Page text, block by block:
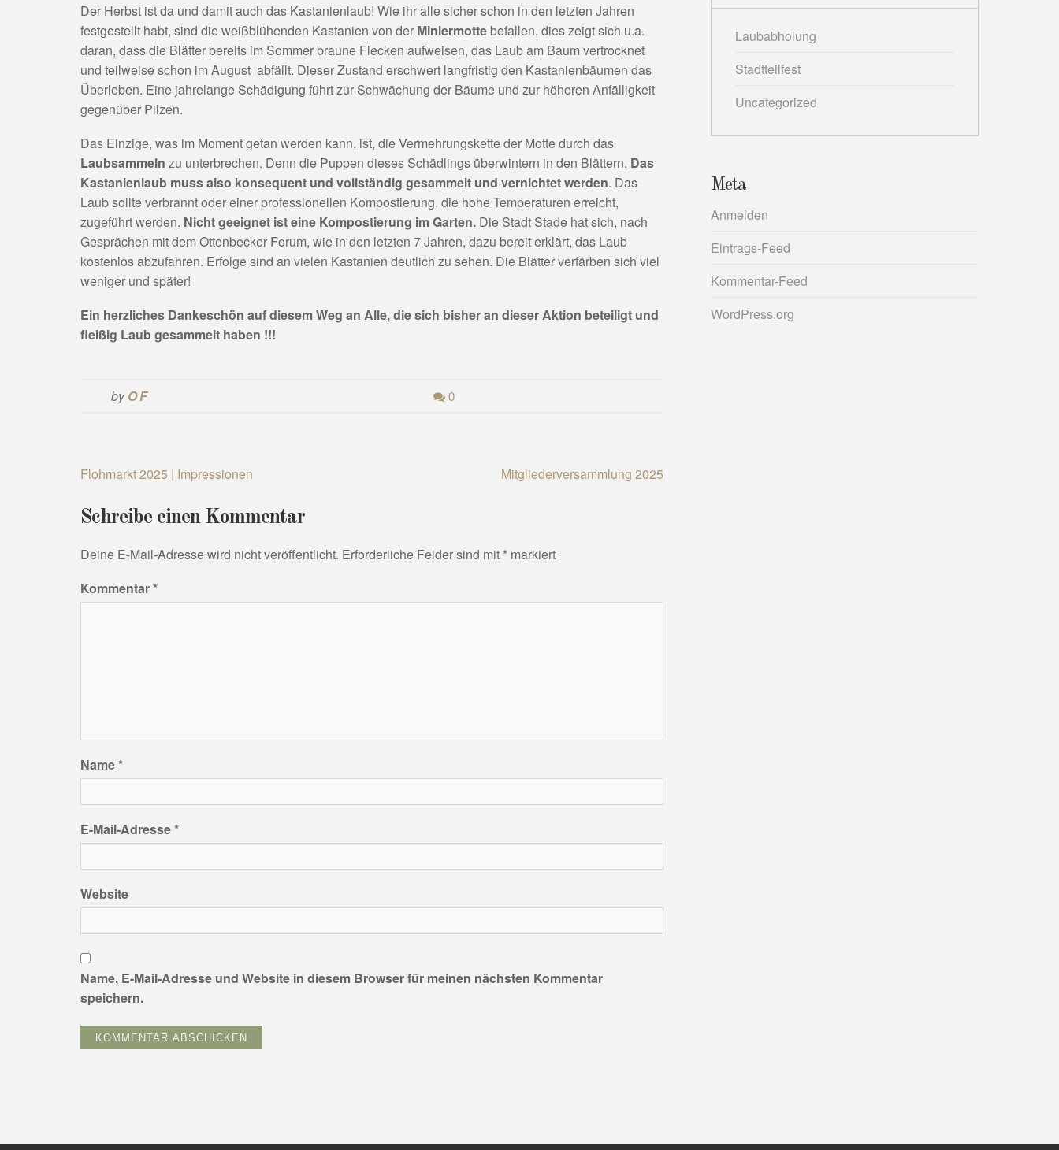
Der Herbst ist da und damit auch das Kastanienlaub! Wie ihr alle sicher schon in den letzten Jahren
festgestellt habt, sind die weißblühenden Kastanien von der Miniermotte befallen, dies zeigt sich u.a.
daran, dass die Blätter bereits im Sommer braune Flecken aufweisen, das Laub am Baum vertrocknet
und teilweise schon im August abfällt. Dieser Zustand erschwert langfristig den Kastanienbäumen das
Überleben. Eine jahrelange Schädigung führt zur Schwächung der Bäume und zur höheren Anfälligkeit
gegenüber Pilzen.
Das Einzige, was im Moment getan werden kann, ist, die Vermehrungskette der Motte durch das
Laubsammeln zu unterbrechen. Denn die Puppen dieses Schädlings überwintern in den Blättern. Das
Kastanienlaub muss also konsequent und vollständig gesammelt und vernichtet werden. Das
Laub sollte verbrannt oder einer professionellen Kompostierung, die hohe Temperaturen erreicht,
zugeführt werden. Nicht geeignet ist eine Kompostierung im Garten. Die Stadt Stade hat sich, nach
Gesprächen mit dem Ottenbecker Forum, wie in den letzten 7 Jahren, dazu bereit erklärt, das Laub
kostenlos abzufahren. Erfolge sind an vielen Kastanien deutlich zu sehen. Die Blätter verfärben sich viel
weniger und später!
Ein herzliches Dankeschön auf diesem Weg an Alle, die sich bisher an dieser Aktion beteiligt und
fleißig Laub gesammelt haben !!!
byOF 0
Beitragsnavigation
Flohmarkt 2025 | Impressionen Mitgliederversammlung 2025
Schreibe einen Kommentar
Deine E-Mail-Adresse wird nicht veröffentlicht. Erforderliche Felder sind mit * markiert
Kommentar*
Name*
E-Mail-Adresse*
Website
Name, E-Mail-Adresse und Website in diesem Browser für meinen nächsten Kommentar
speichern.
Laubabholung
Stadtteilfest
Uncategorized
Meta
Anmelden
Eintrags-Feed
Kommentar-Feed
WordPress.org